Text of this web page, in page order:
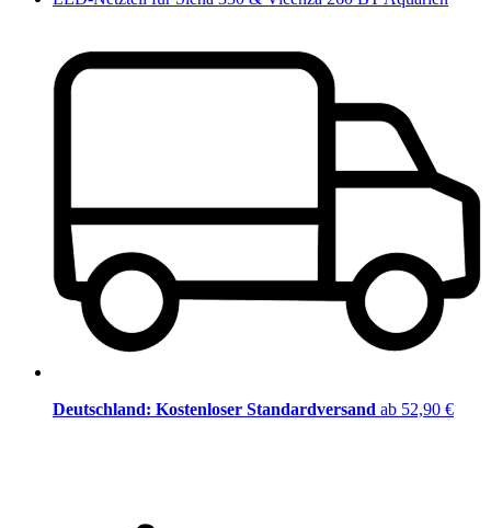
Deutschland: Kostenloser Standardversand ab 52,90 €